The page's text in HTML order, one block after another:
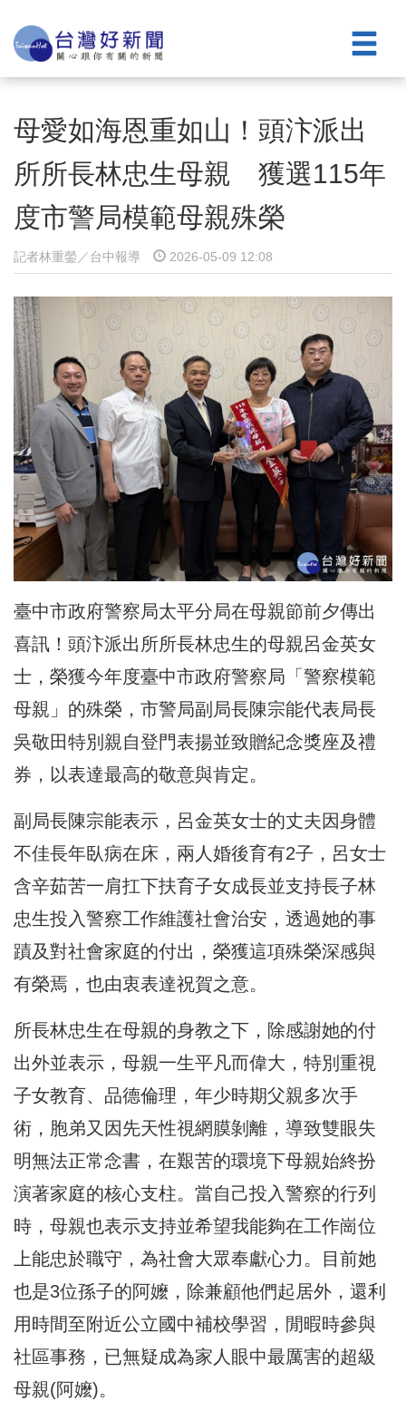
母愛如海恩重如山！頭汴派出
所所長林忠生母親 獲選115年
度市警局模範母親殊榮
記者林重鎣／台中報導 2026-05-09 12:08
臺中市政府警察局太平分局在母親節前夕傳出
喜訊！ 頭汴派出所所長林忠生的母親呂金英女
士， 榮獲今年度臺中市政府警察局「警察模範
母親」的殊榮， 市警局副局長陳宗能代表局長
吳敬田特別親自登門表揚並致贈紀念獎座及禮
券，以表達最高的敬意與肯定。
副局長陳宗能表示，呂金英女士的丈夫因身體
不佳長年臥病在床， 兩人婚後育有2子， 呂女士
含辛茹苦一肩扛下扶育子女成長並支持長子林
忠生投入警察工作維護社會治安，透過她的事
蹟及對社會家庭的付出， 榮獲這項殊榮深感與
有榮焉，也由衷表達祝賀之意。
所長林忠生在母親的身教之下，除感謝她的付
出外並表示， 母親一生平凡而偉大，特別重視
子女教育、品德倫理， 年少時期父親多次手
術，胞弟又因先天性視網膜剝離， 導致雙眼失
明無法正常念書， 在艱苦的環境下母親始終扮
演著家庭的核心支柱。 當自己投入警察的行列
時， 母親也表示支持並希望我能夠在工作崗位
上能忠於職守， 為社會大眾奉獻心力。目前她
也是3位孫子的阿嬤， 除兼顧他們起居外，還利
用時間至附近公立國中補校學習， 閒暇時參與
社區事務，已無疑成為家人眼中最厲害的超級
母親(阿嬤)。